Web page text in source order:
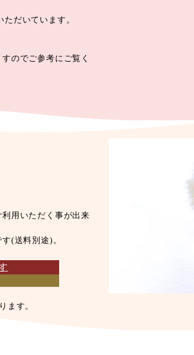
だいています。
のでご参考にご覧く
用いただく事が出来
(送料別途)。
ます。